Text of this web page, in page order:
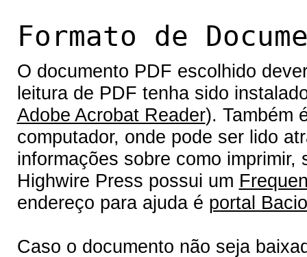
Formato de
O documento PDF escolhido
leitura de PDF tenha sido
Adobe Acrobat Reader). Também
computador, onde pode ser lido
informações sobre como
Highwire Press possui um
endereço para ajuda é portal
Caso o documento não seja